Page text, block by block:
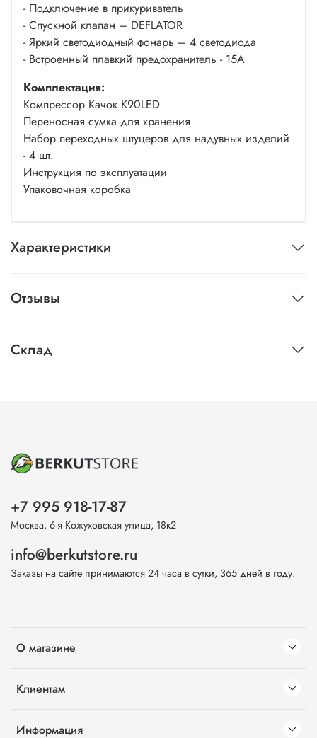
- Подключение в прикуриватель
- Спускной клапан – DEFLATOR
- Яркий светодиодный фонарь – 4 светодиода
- Встроенный плавкий предохранитель - 15A
Комплектация:
Компрессор Качок К90LED
Переносная сумка для хранения
Набор переходных штуцеров для надувных изделий
- 4 шт.
Инструкция по эксплуатации
Упаковочная коробка
Характеристики
Отзывы
Склад
О магазине
Клиентам
Информация
+7 995 918-17-87
Москва, 6-я Кожуховская улица, 18к2
info@berkutstore.ru
Заказы на сайте принимаются 24 часа в сутки, 365 дней в году.